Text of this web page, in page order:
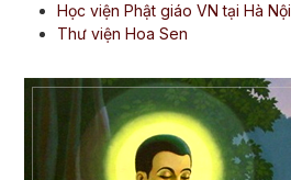
Học viện Phật giáo VN tại Hà Nội
Thư viện Hoa Sen